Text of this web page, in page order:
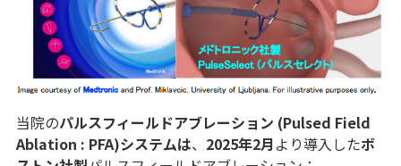
当院のパルスフィールドアブレーション (Pulsed Field
Ablation : PFA)システムは、 2025年2月より導入したボ